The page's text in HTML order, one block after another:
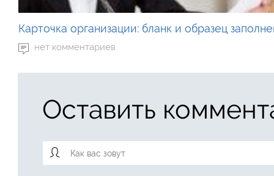
Карточка организации: бланк и образец
нет комментариев
Оставить